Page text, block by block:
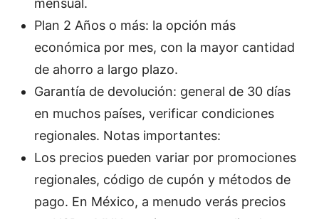
mensual.
Plan 2 Años o más: la opción más
económica por mes, con la mayor cantidad
de ahorro a largo plazo.
Garantía de devolución: general de 30 días
en muchos países, verificar condiciones
regionales. Notas importantes:
Los precios pueden variar por promociones
regionales, código de cupón y métodos de
pago. En México, a menudo verás precios